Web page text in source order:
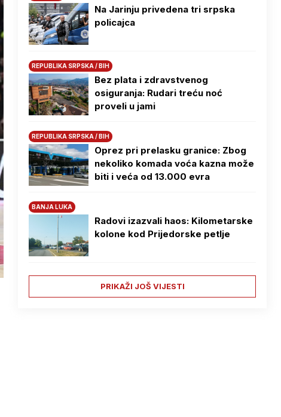
Na Јarinju privedena tri srpska
policajca
REPUBLIKA SRPSKA / BIH
Bez plata i zdravstvenog
osiguranja: Rudari treću noć
proveli u jami
REPUBLIKA SRPSKA / BIH
Oprez pri prelasku granice: Zbog
nekoliko komada voća kazna može
biti i veća od 13.000 evra
BANJA LUKA
Radovi izazvali haos: Kilometarske
kolone kod Prijedorske petlje
PRIKAŽI JOŠ VIJESTI